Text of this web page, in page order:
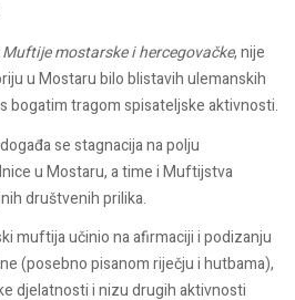
Muftije mostarske i hercegovačke, nije
u Mostaru bilo blistavih ulemanskih
bogatim tragom spisateljske aktivnosti.
se stagnacija na polju
u Mostaru, a time i Muftijstva
društvenih prilika.
muftija učinio na afirmaciji i podizanju
(posebno pisanom riječju i hutbama),
djelatnosti i nizu drugih aktivnosti